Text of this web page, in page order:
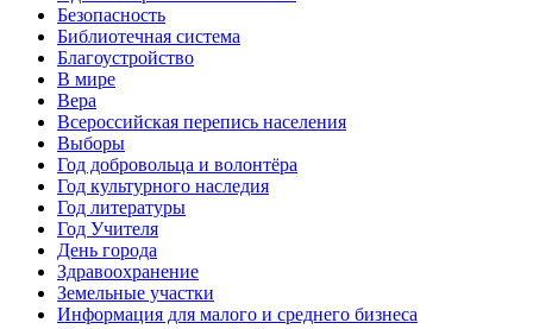
Безопасность
Библиотечная система
Благоустройство
В мире
Вера
Всероссийская перепись населения
Выборы
Год добровольца и волонтёра
Год культурного наследия
Год литературы
Год Учителя
День города
Здравоохранение
Земельные участки
Информация для малого и среднего бизнеса